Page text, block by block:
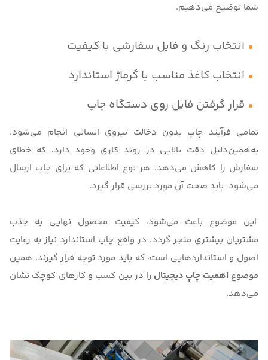
شما توضیح می‌دهیم.
انتخاب رنگ و فایل سفارشی با کیفیت
انتخاب کاغذ مناسب با گرماژ استاندارد
قرار گرفتن فایل روی دستگاه چاپ
تمامی فرآیند چاپ بدون دخالت نیروی انسانی انجام می‌شود.
به‌همین‌دلیل دقت بالایی در روند کاری وجود دارد، که خطای
سفارش را کاهش می‌دهد. هر نوع اطلاعاتی که برای چاپ ارسال
می‌شود، باید صحت آن مورد بررسی قرار گیرد.
این موضوع باعث می‌شود، کیفیت محصول نهایی به جذب
مشتریان بیشتری منجر گردد. در واقع چاپ استاندارد نیاز به رعایت
اصول و استانداردهایی است، که باید مورد توجه قرار گیرند. همین
موضوع اهمیت چاپ دیجیتال را در بین کسب و کارهای کوچک نشان
می‌دهد.